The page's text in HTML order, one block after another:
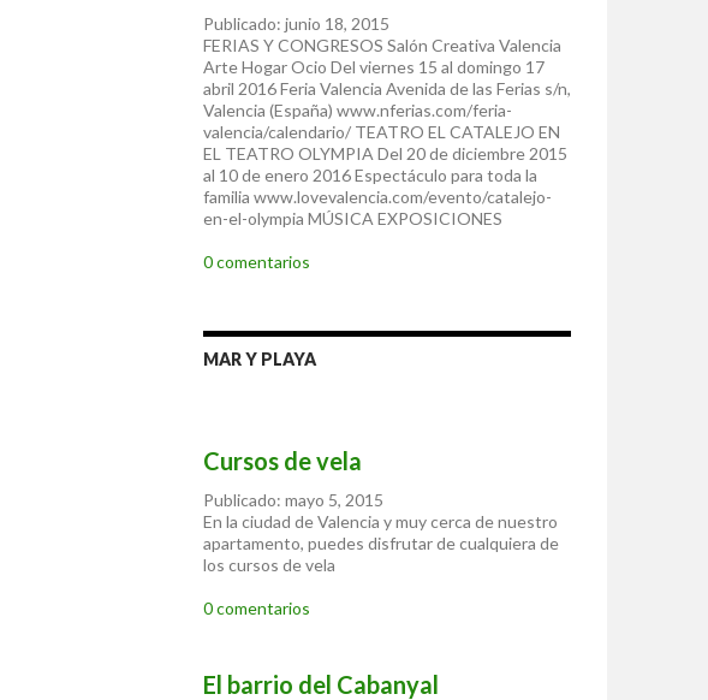
Publicado: junio 18, 2015
FERIAS Y CONGRESOS Salón Creativa Valencia
Arte Hogar Ocio Del viernes 15 al domingo 17
abril 2016 Feria Valencia Avenida de las Ferias s/n,
Valencia (España) www.nferias.com/feria-
valencia/calendario/ TEATRO EL CATALEJO EN
EL TEATRO OLYMPIA Del 20 de diciembre 2015
al 10 de enero 2016 Espectáculo para toda la
familia www.lovevalencia.com/evento/catalejo-
en-el-olympia MÚSICA EXPOSICIONES
0 comentarios
MAR Y PLAYA
Cursos de vela
Publicado: mayo 5, 2015
En la ciudad de Valencia y muy cerca de nuestro
apartamento, puedes disfrutar de cualquiera de
los cursos de vela
0 comentarios
El barrio del Cabanyal